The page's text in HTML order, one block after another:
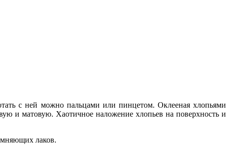
с ней можно пальцами или пинцетом. Оклееная хлопьями
и матовую. Хаотичное наложение хлопьев на поверхность и
лаков.